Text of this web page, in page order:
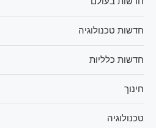
חדשות טכנולוגיה
חדשות כלליות
חינוך
טכנולוגיה